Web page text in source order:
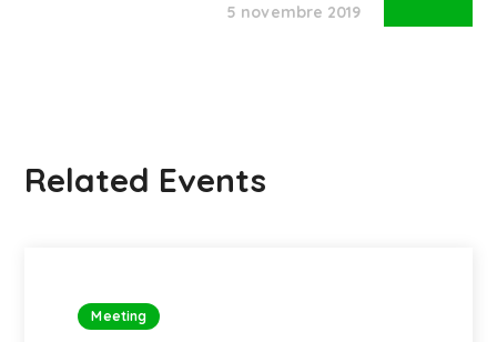
5 novembre 2019
Related Events
Meeting